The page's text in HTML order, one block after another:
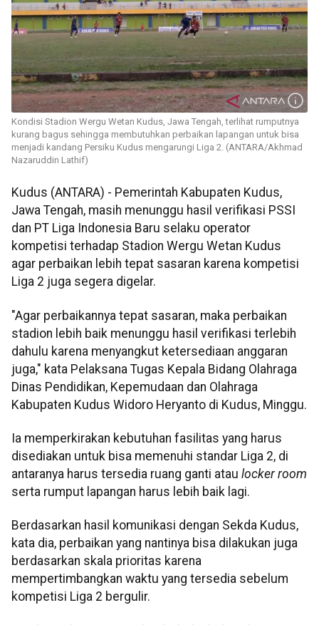
Kondisi Stadion Wergu Wetan Kudus, Jawa Tengah, terlihat rumputnya
kurang bagus sehingga membutuhkan perbaikan lapangan untuk bisa
menjadi kandang Persiku Kudus mengarungi Liga 2. (ANTARA/Akhmad
Nazaruddin Lathif)
Kudus (ANTARA) - Pemerintah Kabupaten Kudus,
Jawa Tengah, masih menunggu hasil verifikasi PSSI
dan PT Liga Indonesia Baru selaku operator
kompetisi terhadap Stadion Wergu Wetan Kudus
agar perbaikan lebih tepat sasaran karena kompetisi
Liga 2 juga segera digelar.
"Agar perbaikannya tepat sasaran, maka perbaikan
stadion lebih baik menunggu hasil verifikasi terlebih
dahulu karena menyangkut ketersediaan anggaran
juga," kata Pelaksana Tugas Kepala Bidang Olahraga
Dinas Pendidikan, Kepemudaan dan Olahraga
Kabupaten Kudus Widoro Heryanto di Kudus, Minggu.
Ia memperkirakan kebutuhan fasilitas yang harus
disediakan untuk bisa memenuhi standar Liga 2, di
antaranya harus tersedia ruang ganti atau locker room
serta rumput lapangan harus lebih baik lagi.
Berdasarkan hasil komunikasi dengan Sekda Kudus,
kata dia, perbaikan yang nantinya bisa dilakukan juga
berdasarkan skala prioritas karena
mempertimbangkan waktu yang tersedia sebelum
kompetisi Liga 2 bergulir.